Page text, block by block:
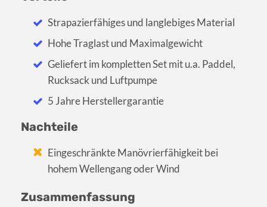
Strapazierfähiges und langlebiges Material
Hohe Traglast und Maximalgewicht
Geliefert im kompletten Set mit u.a. Paddel,
Rucksack und Luftpumpe
5 Jahre Herstellergarantie
Nachteile
Eingeschränkte Manövrierfähigkeit bei
hohem Wellengang oder Wind
Zusammenfassung